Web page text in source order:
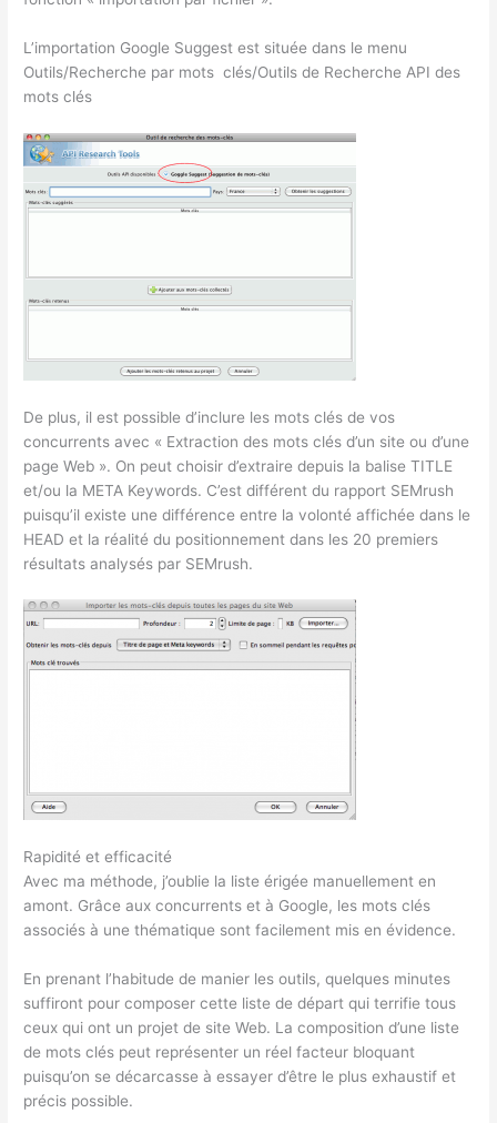
L’importation Google Suggest est située dans le menu
Outils/Recherche par mots clés/Outils de Recherche API des
mots clés
De plus, il est possible d’inclure les mots clés de vos
concurrents avec « Extraction des mots clés d’un site ou d’une
page Web ». On peut choisir d’extraire depuis la balise TITLE
et/ou la META Keywords. C’est différent du rapport SEMrush
puisqu’il existe une différence entre la volonté affichée dans le
HEAD et la réalité du positionnement dans les 20 premiers
résultats analysés par SEMrush.
Rapidité et efficacité
Avec ma méthode, j’oublie la liste érigée manuellement en
amont. Grâce aux concurrents et à Google, les mots clés
associés à une thématique sont facilement mis en évidence.
En prenant l’habitude de manier les outils, quelques minutes
suffiront pour composer cette liste de départ qui terrifie tous
ceux qui ont un projet de site Web. La composition d’une liste
de mots clés peut représenter un réel facteur bloquant
puisqu’on se décarcasse à essayer d’être le plus exhaustif et
précis possible.